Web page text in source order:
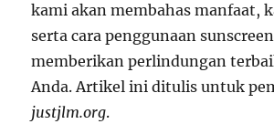
kami akan membahas manfaat,
serta cara penggunaan
memberikan perlindungan
Anda. Artikel ini ditulis untuk
justjlm.org.